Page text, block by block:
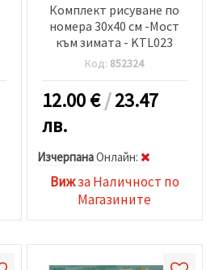
Комплект рисуване по
номера 30x40 см -Мост
към зимата - KTL023
Код: 852324
12.00€/23.47
лв.
ИзчерпанаOнлайн:
Вижза Наличност по
Магазините